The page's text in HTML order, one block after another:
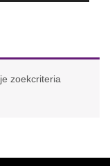
zoekcriteria